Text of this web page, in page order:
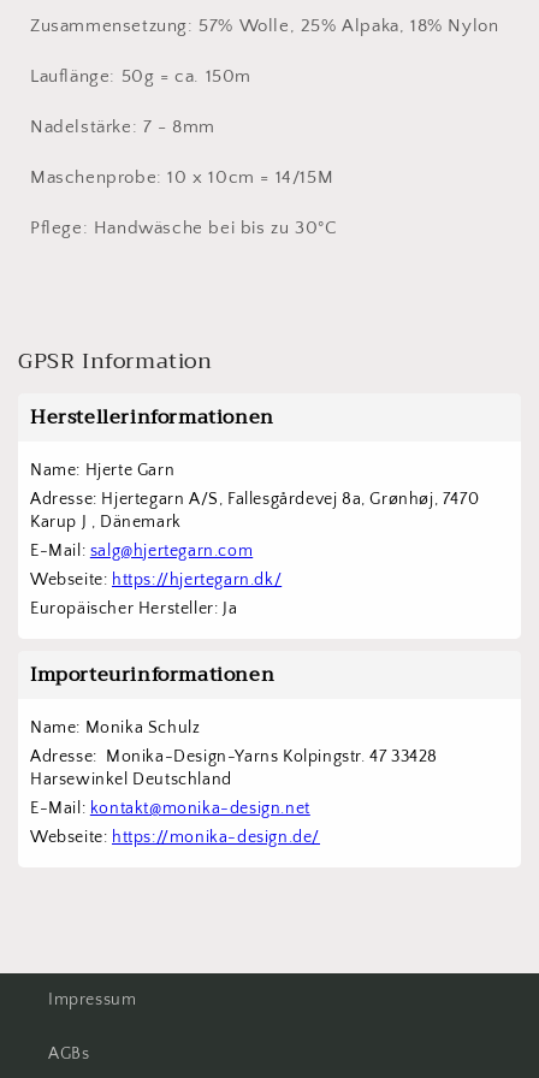
Zusammensetzung: 57% Wolle, 25% Alpaka, 18% Nylon
Lauflänge: 50g = ca. 150m
Nadelstärke: 7 - 8mm
Maschenprobe: 10 x 10cm = 14/15M
Pflege: Handwäsche bei bis zu 30°C
GPSR Information
Herstellerinformationen
Name: Hjerte Garn
Adresse: Hjertegarn A/S, Fallesgårdevej 8a, Grønhøj, 7470
Karup J , Dänemark
E-Mail: salg@hjertegarn.com
Webseite: https://hjertegarn.dk/
Europäischer Hersteller: Ja
Importeurinformationen
Name: Monika Schulz
Adresse:  Monika-Design-Yarns Kolpingstr. 47 33428
Harsewinkel Deutschland
E-Mail: kontakt@monika-design.net
Webseite: https://monika-design.de/
Impressum
AGBs